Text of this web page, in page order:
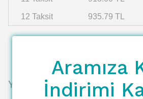
12 Taksit 935.79 TL
Yorumlar
Aramıza
İndirimi